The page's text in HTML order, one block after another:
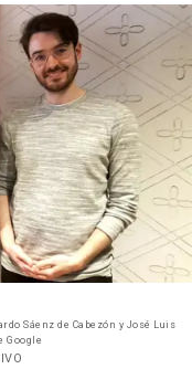
Sáenz de Cabezón y José Luis
Google